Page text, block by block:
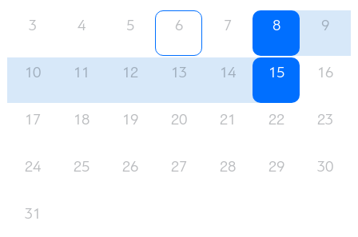
3 4 5 6 7 8 9
10 11 12 13 14 15 16
17 18 19 20 21 22 23
24 25 26 27 28 29 30
31